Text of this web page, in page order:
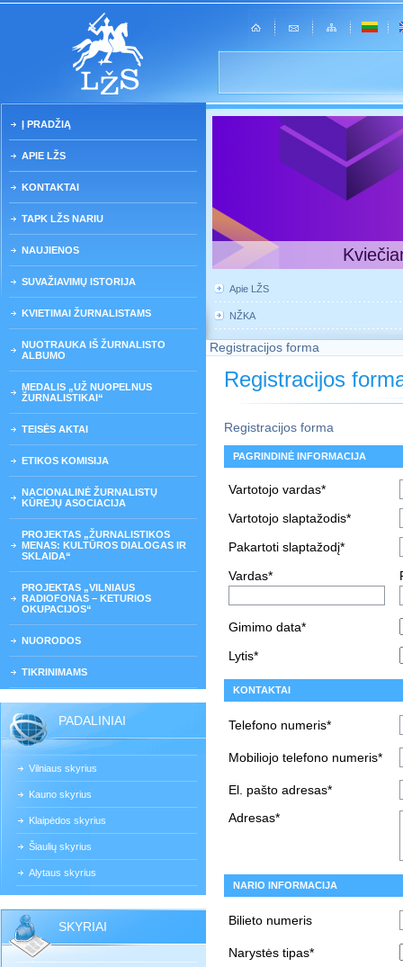
Į PRADŽIĄ
APIE LŽS
KONTAKTAI
TAPK LŽS NARIU
NAUJIENOS
SUVAŽIAVIMŲ ISTORIJA
KVIETIMAI ŽURNALISTAMS
NUOTRAUKA IŠ ŽURNALISTO
ALBUMO
MEDALIS „UŽ NUOPELNUS
ŽURNALISTIKAI“
TEISĖS AKTAI
ETIKOS KOMISIJA
NACIONALINĖ ŽURNALISTŲ
KŪRĖJŲ ASOCIACIJA
PROJEKTAS „ŽURNALISTIKOS
MENAS: KULTŪROS DIALOGAS IR
SKLAIDA“
PROJEKTAS „VILNIAUS
RADIOFONAS – KETURIOS
OKUPACIJOS“
NUORODOS
TIKRINIMAMS
PADALINIAI
Vilniaus skyrius
Kauno skyrius
Klaipėdos skyrius
Šiaulių skyrius
Alytaus skyrius
SKYRIAI
Apie LŽS
NŽKA
Registracijos forma
Registracijos
Registracijos forma
PAGRINDINĖ INFORMACIJA
Vartotojo vardas*
Vartotojo slaptažodis*
Pakartoti slaptažodį*
Vardas*
Gimimo data*
Lytis*
KONTAKTAI
Telefono numeris*
Mobiliojo telefono numeris*
El. pašto adresas*
Adresas*
NARIO INFORMACIJA
Bilieto numeris
Narystės tipas*